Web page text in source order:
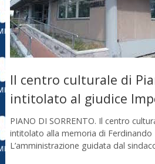
Il centro culturale di
intitolato al giudice
PIANO DI SORRENTO. Il centro
intitolato alla memoria di Ferdinando
L’amministrazione guidata dal